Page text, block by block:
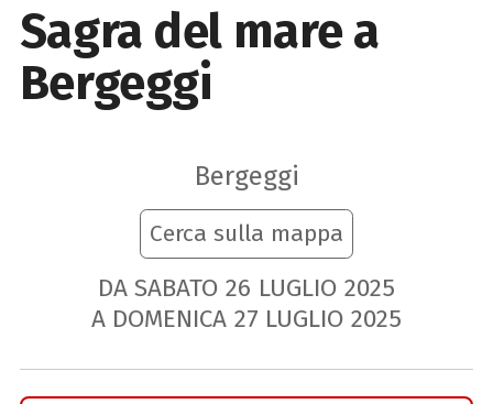
Sagra del mare a
Bergeggi
Bergeggi
Cerca sulla mappa
DA SABATO 26 LUGLIO 2025
A DOMENICA 27 LUGLIO 2025